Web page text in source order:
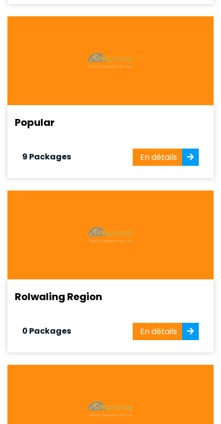
Popular
9 Packages En détails
Rolwaling Region
0 Packages En détails